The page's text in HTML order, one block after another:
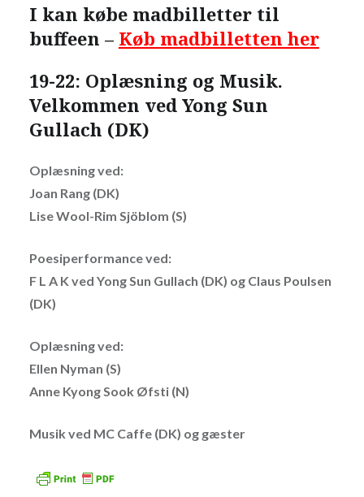
I kan købe madbilletter til
buffeen – Køb madbilletten her
19-22: Oplæsning og Musik.
Velkommen ved Yong Sun
Gullach (DK)
Oplæsning ved:
Joan Rang (DK)
Lise Wool-Rim Sjöblom (S)
Poesiperformance ved:
F L A K ved Yong Sun Gullach (DK) og Claus Poulsen
(DK)
Oplæsning ved:
Ellen Nyman (S)
Anne Kyong Sook Øfsti (N)
Musik ved MC Caffe (DK) og gæster